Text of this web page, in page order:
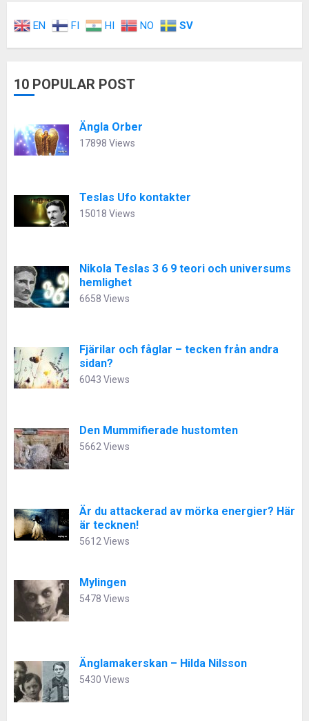
EN FI HI NO SV
10 POPULAR POST
Ängla Orber
17898 Views
Teslas Ufo kontakter
15018 Views
Nikola Teslas 3 6 9 teori och universums
hemlighet
6658 Views
Fjärilar och fåglar – tecken från andra
sidan?
6043 Views
Den Mummifierade hustomten
5662 Views
Är du attackerad av mörka energier? Här
är tecknen!
5612 Views
Mylingen
5478 Views
Änglamakerskan – Hilda Nilsson
5430 Views